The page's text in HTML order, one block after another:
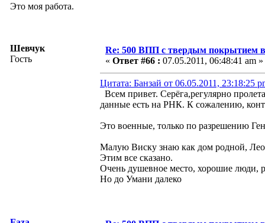
Это моя работа.
Шевчук
Гость
Re: 500 ВПП с твердым покрытием
« Ответ #66 : 07.05.2011, 06:48:41 am »
Цитата: Банзай от 06.05.2011, 23:18:25
Всем привет. Серёга,регулярно
данные есть на РНК. К сожалению,
Это военные, только по разрешению
Малую Виску знаю как дом родной,
Этим все сказано.
Очень душевное место, хорошие люди,
Но до Умани далеко